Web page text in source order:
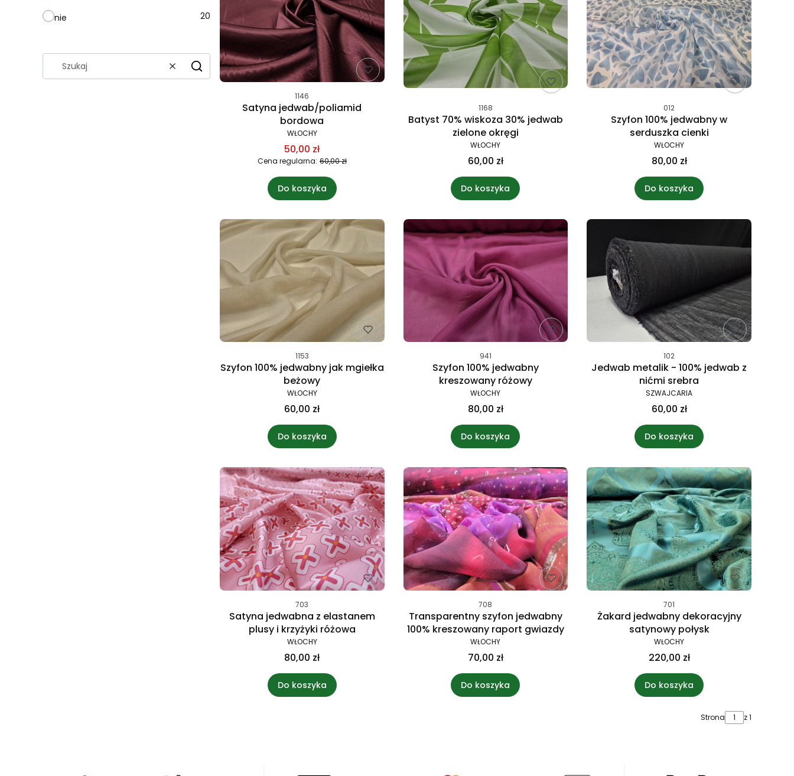
nie 20
WyczyśćSzukaj
1146
Satyna jedwab/poliamid
bordowa
WŁOCHY
50,00 zł
Cena regularna: 60,00 zł
Do koszyka
1168
Batyst 70% wiskoza 30% jedwab
zielone okręgi
WŁOCHY
60,00 zł
Do koszyka
012
Szyfon 100% jedwabny w
serduszka cienki
WŁOCHY
80,00 zł
Do koszyka
1153
Szyfon 100% jedwabny jak mgiełka
beżowy
WŁOCHY
60,00 zł
Do koszyka
941
Szyfon 100% jedwabny
kreszowany różowy
WŁOCHY
80,00 zł
Do koszyka
102
Jedwab metalik - 100% jedwab z
nićmi srebra
SZWAJCARIA
60,00 zł
Do koszyka
703
Satyna jedwabna z elastanem
plusy i krzyżyki różowa
WŁOCHY
80,00 zł
Do koszyka
708
Transparentny szyfon jedwabny
100% kreszowany raport gwiazdy
WŁOCHY
70,00 zł
Do koszyka
701
Żakard jedwabny dekoracyjny
satynowy połysk
WŁOCHY
220,00 zł
Do koszyka
Strona z 1